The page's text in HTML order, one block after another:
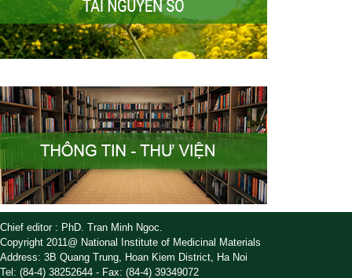
Chief editor : PhD. Tran Minh Ngoc.
Copyright 2011@ National Institute of Medicinal Materials
Address: 3B Quang Trung, Hoan Kiem District, Ha Noi
Tel: (84-4) 38252644 - Fax: (84-4) 39349072